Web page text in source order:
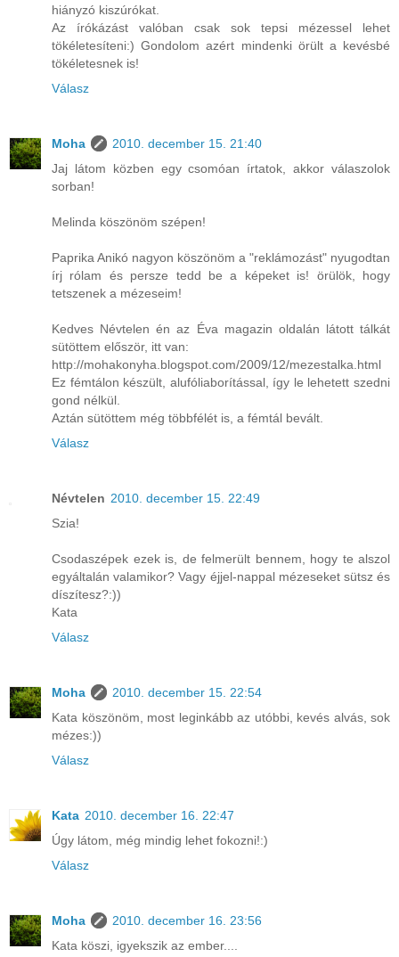
hiányzó kiszúrókat.
Az írókázást valóban csak sok tepsi mézessel lehet
tökéletesíteni:) Gondolom azért mindenki örült a kevésbé
tökéletesnek is!
Válasz
Moha
2010. december 15. 21:40
Jaj látom közben egy csomóan írtatok, akkor válaszolok
sorban!
Melinda köszönöm szépen!
Paprika Anikó nagyon köszönöm a "reklámozást" nyugodtan
írj rólam és persze tedd be a képeket is! örülök, hogy
tetszenek a mézeseim!
Kedves Névtelen én az Éva magazin oldalán látott tálkát
sütöttem először, itt van:
http://mohakonyha.blogspot.com/2009/12/mezestalka.html
Ez fémtálon készült, alufóliaborítással, így le lehetett szedni
gond nélkül.
Aztán sütöttem még többfélét is, a fémtál bevált.
Válasz
Névtelen 2010. december 15. 22:49
Szia!
Csodaszépek ezek is, de felmerült bennem, hogy te alszol
egyáltalán valamikor? Vagy éjjel-nappal mézeseket sütsz és
díszítesz?:))
Kata
Válasz
Moha
2010. december 15. 22:54
Kata köszönöm, most leginkább az utóbbi, kevés alvás, sok
mézes:))
Válasz
Kata 2010. december 16. 22:47
Úgy látom, még mindig lehet fokozni!:)
Válasz
Moha
2010. december 16. 23:56
Kata köszi, igyekszik az ember....